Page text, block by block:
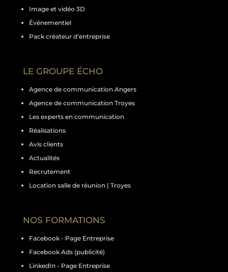
Image et vidéo 3D
Événementiel
Pack créateur d'entreprise
LE GROUPE ÉCHO
Agence de communication Angers
Agence de communication Troyes
Les experts en communication
Réalisations
Avis clients
Actualités
Recrutement
Location salle de réunion | Troyes
NOS FORMATIONS
Facebook - Page Entreprise
Facebook Ads (publicité)
LinkedIn - Page Entreprise